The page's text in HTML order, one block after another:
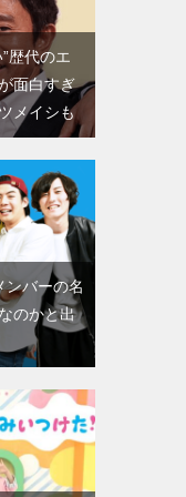
歴代のエ
面白すぎ
メイシも
ンバーの名
のかと出